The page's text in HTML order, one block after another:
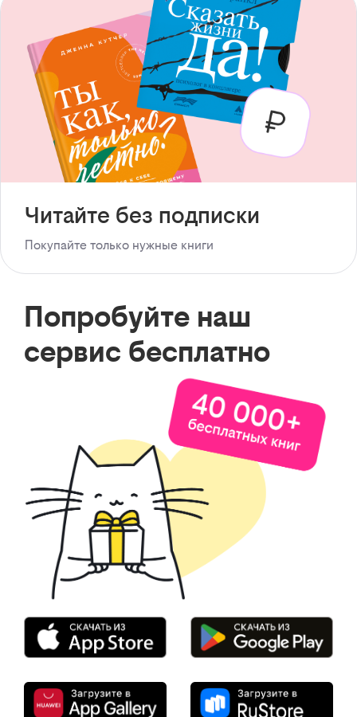
Читайте без подписки
Покупайте только нужные книги
Попробуйте наш
сервис бесплатно